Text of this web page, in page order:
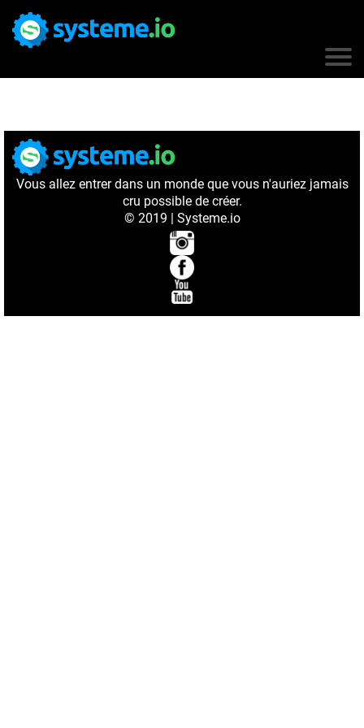
Vous allez entrer dans un monde que vous n'auriez jamais
cru possible de créer.
© 2019 | Systeme.io